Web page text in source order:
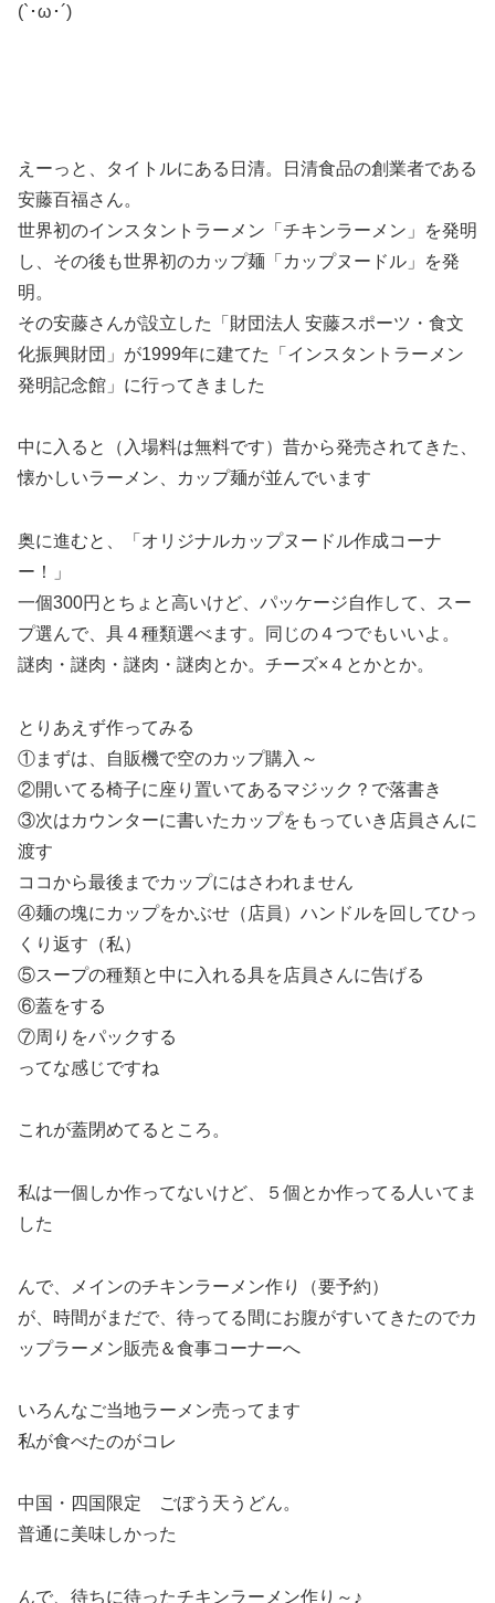
(`･ω･´)
えーっと、タイトルにある日清。日清食品の創業者である
安藤百福さん。
世界初のインスタントラーメン「チキンラーメン」を発明
し、その後も世界初のカップ麺「カップヌードル」を発
明。
その安藤さんが設立した「財団法人 安藤スポーツ・食文
化振興財団」が1999年に建てた「インスタントラーメン
発明記念館」に行ってきました
中に入ると（入場料は無料です）昔から発売されてきた、
懐かしいラーメン、カップ麺が並んでいます
奥に進むと、「オリジナルカップヌードル作成コーナ
ー！」
一個300円とちょと高いけど、パッケージ自作して、スー
プ選んで、具４種類選べます。同じの４つでもいいよ。
謎肉・謎肉・謎肉・謎肉とか。チーズ×４とかとか。
とりあえず作ってみる
①まずは、自販機で空のカップ購入～
②開いてる椅子に座り置いてあるマジック？で落書き
③次はカウンターに書いたカップをもっていき店員さんに
渡す
ココから最後までカップにはさわれません
④麺の塊にカップをかぶせ（店員）ハンドルを回してひっ
くり返す（私）
⑤スープの種類と中に入れる具を店員さんに告げる
⑥蓋をする
⑦周りをパックする
ってな感じですね
これが蓋閉めてるところ。
私は一個しか作ってないけど、５個とか作ってる人いてま
した
んで、メインのチキンラーメン作り（要予約）
が、時間がまだで、待ってる間にお腹がすいてきたのでカ
ップラーメン販売＆食事コーナーへ
いろんなご当地ラーメン売ってます
私が食べたのがコレ
中国・四国限定 ごぼう天うどん。
普通に美味しかった
んで、待ちに待ったチキンラーメン作り～♪